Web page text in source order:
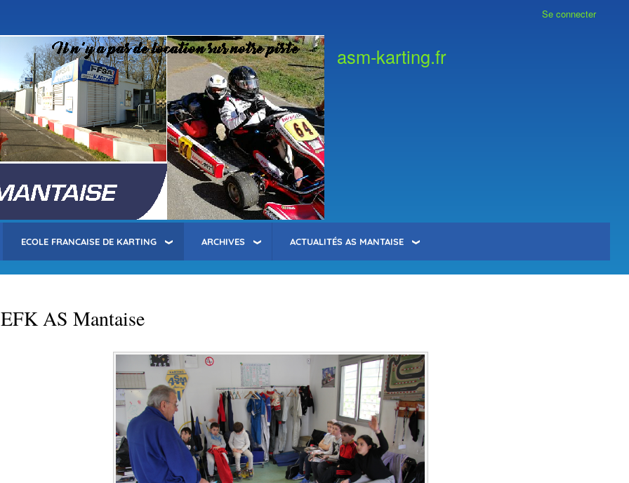
contenu
principal
Se connecter
asm-karting.fr
ECOLE FRANCAISE DE KARTING ARCHIVES ACTUALITÉS AS MANTAISE
AS Mantaise